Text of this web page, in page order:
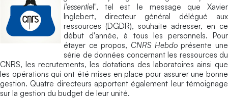
l'essentiel", tel est le message que Xavier
Inglebert, directeur général délégué aux
ressources (DGDR), souhaite adresser, en ce
début d'année, à tous les personnels. Pour
étayer ce propos, CNRS Hebdoprésente une
série de données concernant les ressources du
CNRS, les recrutements, les dotations des laboratoires ainsi que
les opérations qui ont été mises en place pour assurer une bonne
gestion. Quatre directeurs apportent également leur témoignage
sur la gestion du budget de leur unité.